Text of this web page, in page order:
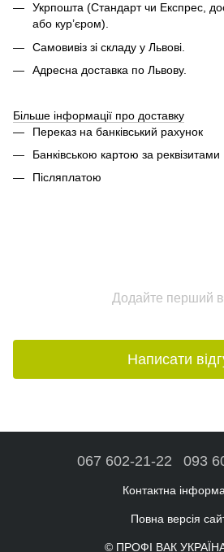
Укрпошта (Стандарт чи Експрес,
або кур’єром).
Самовивіз зі складу у Львові.
Адресна доставка по Львову.
Більше інформації про доставку
Переказ на банківський рахунок
Банківською картою за реквізитами
Післяплатою
Додайте перший
Написати
067 602-21-22 093
Контактна
Повна версія
© ПРОФІ ВАК